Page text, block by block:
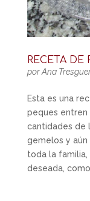
RECETA
porAna
Esta es una
peques entren
cantidades de
gemelos y
toda la
deseada,